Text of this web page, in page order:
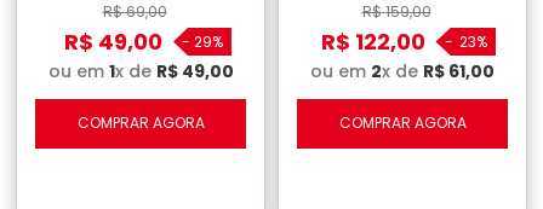
R$69,00
R$ 49,00 - 29%
ou em 1x de R$ 49,00
COMPRAR AGORA
R$159,00
R$ 122,00 - 23%
ou em 2x de R$ 61,00
COMPRAR AGORA